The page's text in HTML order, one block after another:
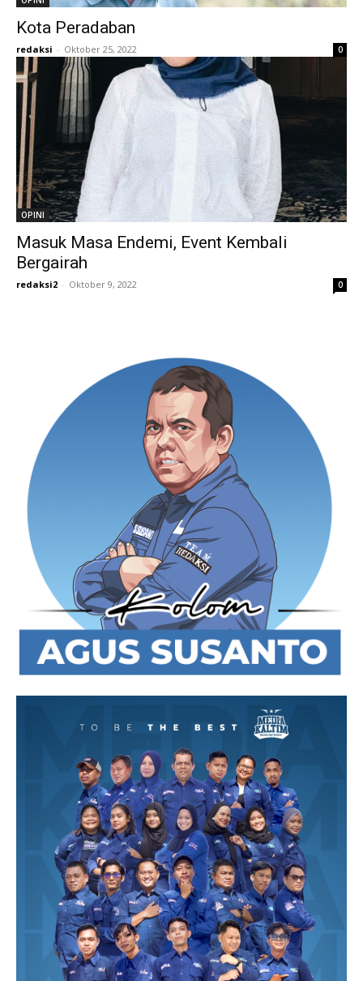
Kota Peradaban
redaksi - Oktober 25, 2022 0
OPINI
Masuk Masa Endemi, Event Kembali
Bergairah
redaksi2 - Oktober 9, 2022 0